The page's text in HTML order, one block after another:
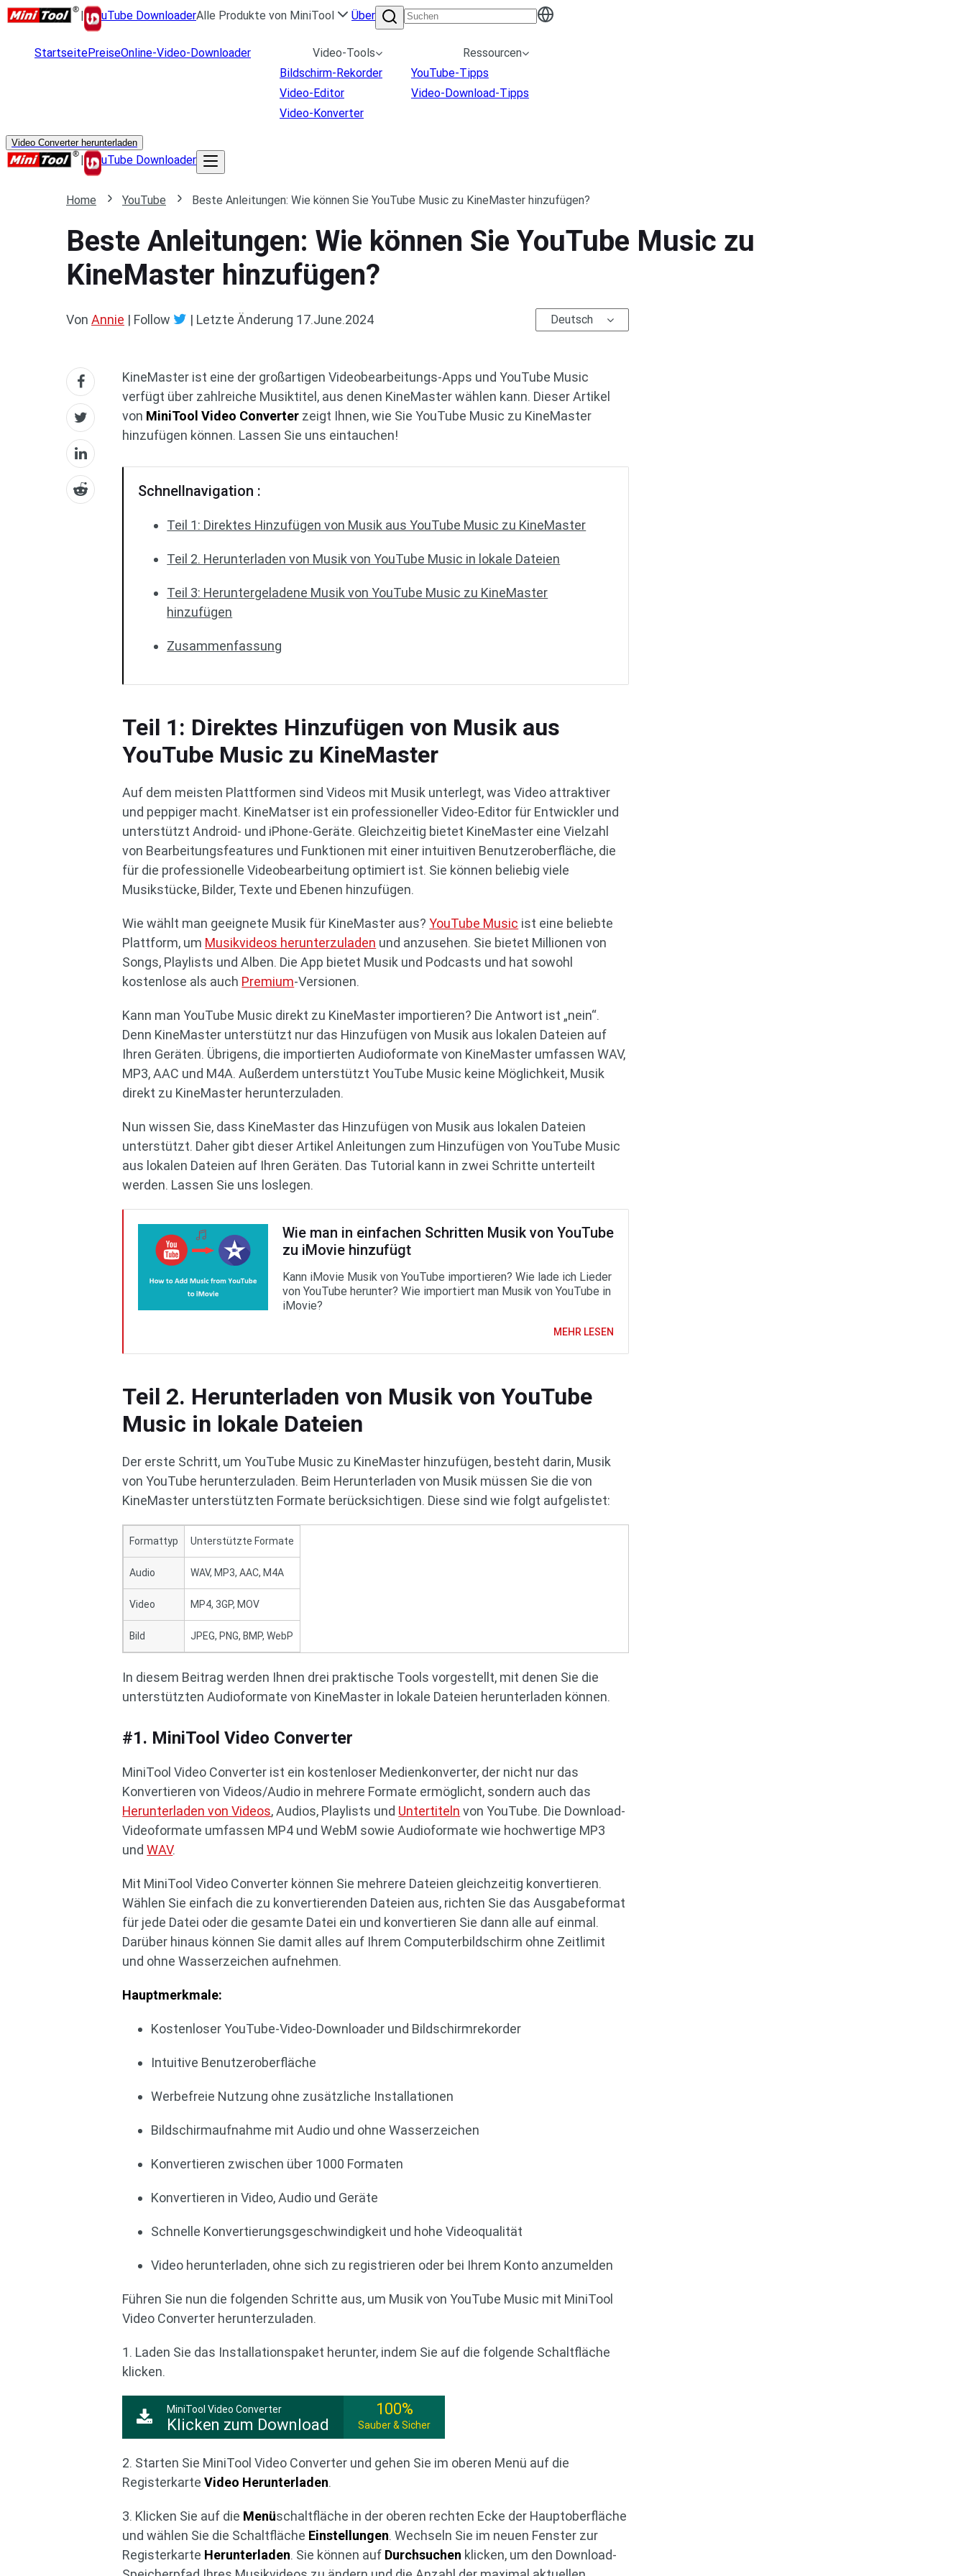
| uTube DownloaderAlle Produkte von MiniTool Über
StartseitePreiseOnline-Video-Downloader
Video-Tools
Bildschirm-Rekorder
Video-Editor
Video-Konverter
Ressourcen
YouTube-Tipps
Video-Download-Tipps
Video Converter herunterladen
| uTube Downloader
Home YouTube Beste Anleitungen: Wie können Sie YouTube Music zu KineMaster hinzufügen?
Beste Anleitungen: Wie können Sie YouTube Music zu
KineMaster hinzufügen?
Von Annie | Follow | Letzte Änderung 17.June.2024 Deutsch
KineMaster ist eine der großartigen Videobearbeitungs-Apps und YouTube Music
verfügt über zahlreiche Musiktitel, aus denen KineMaster wählen kann. Dieser Artikel
von MiniTool Video Converter zeigt Ihnen, wie Sie YouTube Music zu KineMaster
hinzufügen können. Lassen Sie uns eintauchen!
Schnellnavigation :
Teil 1: Direktes Hinzufügen von Musik aus YouTube Music zu KineMaster
Teil 2. Herunterladen von Musik von YouTube Music in lokale Dateien
Teil 3: Heruntergeladene Musik von YouTube Music zu KineMaster
hinzufügen
Zusammenfassung
Teil 1: Direktes Hinzufügen von Musik aus
YouTube Music zu KineMaster
Auf dem meisten Plattformen sind Videos mit Musik unterlegt, was Video attraktiver
und peppiger macht. KineMatser ist ein professioneller Video-Editor für Entwickler und
unterstützt Android- und iPhone-Geräte. Gleichzeitig bietet KineMaster eine Vielzahl
von Bearbeitungsfeatures und Funktionen mit einer intuitiven Benutzeroberfläche, die
für die professionelle Videobearbeitung optimiert ist. Sie können beliebig viele
Musikstücke, Bilder, Texte und Ebenen hinzufügen.
Wie wählt man geeignete Musik für KineMaster aus?YouTube Music ist eine beliebte
Plattform, um Musikvideos herunterzuladen und anzusehen. Sie bietet Millionen von
Songs, Playlists und Alben. Die App bietet Musik und Podcasts und hat sowohl
kostenlose als auch Premium-Versionen.
Kann man YouTube Music direkt zu KineMaster importieren? Die Antwort ist „nein“.
Denn KineMaster unterstützt nur das Hinzufügen von Musik aus lokalen Dateien auf
Ihren Geräten. Übrigens, die importierten Audioformate von KineMaster umfassen WAV,
MP3, AAC und M4A. Außerdem unterstützt YouTube Music keine Möglichkeit, Musik
direkt zu KineMaster herunterzuladen.
Nun wissen Sie, dass KineMaster das Hinzufügen von Musik aus lokalen Dateien
unterstützt. Daher gibt dieser Artikel Anleitungen zum Hinzufügen von YouTube Music
aus lokalen Dateien auf Ihren Geräten. Das Tutorial kann in zwei Schritte unterteilt
werden. Lassen Sie uns loslegen.
Wie man in einfachen Schritten Musik von YouTube
zu iMovie hinzufügt
Kann iMovie Musik von YouTube importieren? Wie lade ich Lieder
von YouTube herunter? Wie importiert man Musik von YouTube in
iMovie?
MEHR LESEN
Teil 2. Herunterladen von Musik von YouTube
Music in lokale Dateien
Der erste Schritt, um YouTube Music zu KineMaster hinzufügen, besteht darin, Musik
von YouTube herunterzuladen. Beim Herunterladen von Musik müssen Sie die von
KineMaster unterstützten Formate berücksichtigen. Diese sind wie folgt aufgelistet:
Formattyp Unterstützte Formate
Audio WAV, MP3, AAC, M4A
Video MP4, 3GP, MOV
Bild JPEG, PNG, BMP, WebP
In diesem Beitrag werden Ihnen drei praktische Tools vorgestellt, mit denen Sie die
unterstützten Audioformate von KineMaster in lokale Dateien herunterladen können.
#1. MiniTool Video Converter
MiniTool Video Converter ist ein kostenloser Medienkonverter, der nicht nur das
Konvertieren von Videos/Audio in mehrere Formate ermöglicht, sondern auch das
Herunterladen von Videos, Audios, Playlists und Untertiteln von YouTube. Die Download-
Videoformate umfassen MP4 und WebM sowie Audioformate wie hochwertige MP3
undWAV.
Mit MiniTool Video Converter können Sie mehrere Dateien gleichzeitig konvertieren.
Wählen Sie einfach die zu konvertierenden Dateien aus, richten Sie das Ausgabeformat
für jede Datei oder die gesamte Datei ein und konvertieren Sie dann alle auf einmal.
Darüber hinaus können Sie damit alles auf Ihrem Computerbildschirm ohne Zeitlimit
und ohne Wasserzeichen aufnehmen.
Hauptmerkmale:
Kostenloser YouTube-Video-Downloader und Bildschirmrekorder
Intuitive Benutzeroberfläche
Werbefreie Nutzung ohne zusätzliche Installationen
Bildschirmaufnahme mit Audio und ohne Wasserzeichen
Konvertieren zwischen über 1000 Formaten
Konvertieren in Video, Audio und Geräte
Schnelle Konvertierungsgeschwindigkeit und hohe Videoqualität
Video herunterladen, ohne sich zu registrieren oder bei Ihrem Konto anzumelden
Führen Sie nun die folgenden Schritte aus, um Musik von YouTube Music mit MiniTool
Video Converter herunterzuladen.
1. Laden Sie das Installationspaket herunter, indem Sie auf die folgende Schaltfläche
klicken.
MiniTool Video Converter
Klicken zum Download
100%
Sauber & Sicher
2. Starten Sie MiniTool Video Converter und gehen Sie im oberen Menü auf die
RegisterkarteVideo Herunterladen.
3. Klicken Sie auf die Menüschaltfläche in der oberen rechten Ecke der Hauptoberfläche
und wählen Sie die Schaltfläche Einstellungen. Wechseln Sie im neuen Fenster zur
Registerkarte Herunterladen. Sie können auf Durchsuchen klicken, um den Download-